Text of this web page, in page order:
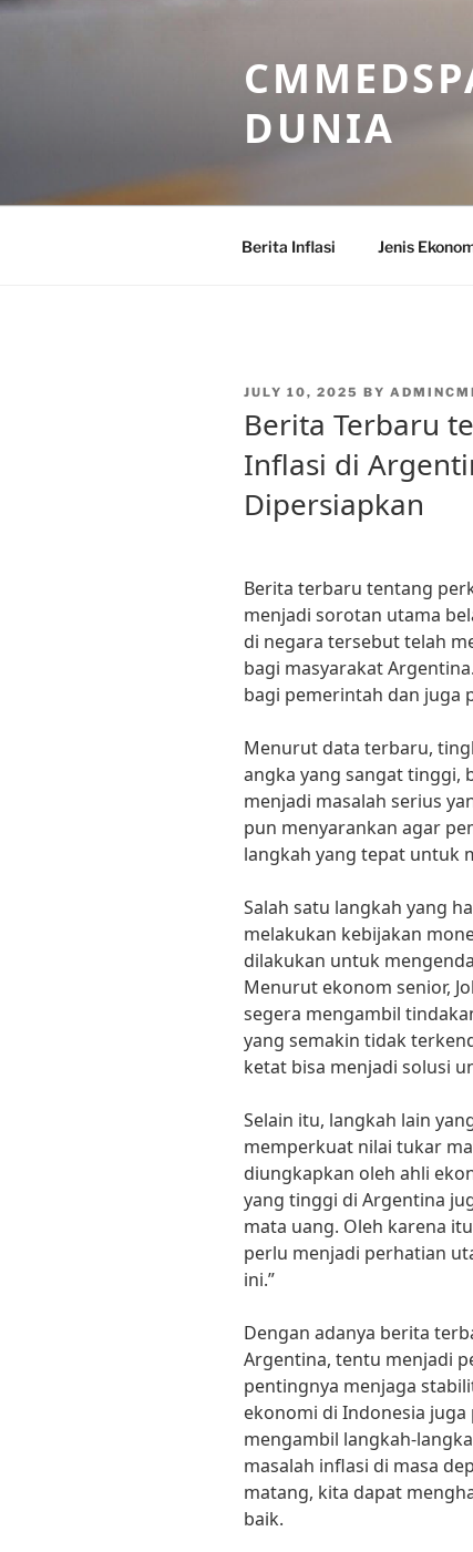
Skip
DUNIA
Berita Inflasi Jenis
POSTED
JULY 10, 2025 BY
Berita Terbaru
Inflasi di
Dipersiapkan
Berita terbaru tentang
menjadi sorotan utama
di negara tersebut telah
bagi masyarakat
bagi pemerintah dan juga
Menurut data terbaru,
angka yang sangat tinggi,
menjadi masalah serius
pun menyarankan agar
langkah yang tepat untuk
Salah satu langkah yang
melakukan kebijakan
dilakukan untuk
Menurut ekonom senior,
segera mengambil
yang semakin tidak
ketat bisa menjadi solusi
Selain itu, langkah lain
memperkuat nilai tukar
diungkapkan oleh ahli
yang tinggi di Argentina
mata uang. Oleh karena
perlu menjadi perhatian
ini.”
Dengan adanya berita
Argentina, tentu menjadi
pentingnya menjaga
ekonomi di Indonesia
mengambil langkah-
masalah inflasi di masa
matang, kita dapat
baik.